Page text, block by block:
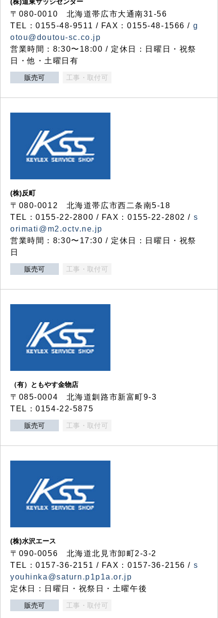
〒080-0010 北海道帯広市大通南31-56
TEL：0155-48-9511 / FAX：0155-48-1566 / g
otou@doutou-sc.co.jp
営業時間：8:30〜18:00 / 定休日：日曜日・祝祭
日・他・土曜日有
販売可 工事・取付可
(株)反町
〒080-0012 北海道帯広市西二条南5-18
TEL：0155-22-2800 / FAX：0155-22-2802 / s
orimati@m2.octv.ne.jp
営業時間：8:30〜17:30 / 定休日：日曜日・祝祭
日
販売可 工事・取付可
（有）ともやす金物店
〒085-0004 北海道釧路市新富町9-3
TEL：0154-22-5875
販売可 工事・取付可
(株)水沢エース
〒090-0056 北海道北見市卸町2-3-2
TEL：0157-36-2151 / FAX：0157-36-2156 / s
youhinka@saturn.p1p1a.or.jp
定休日：日曜日・祝祭日・土曜午後
販売可 工事・取付可